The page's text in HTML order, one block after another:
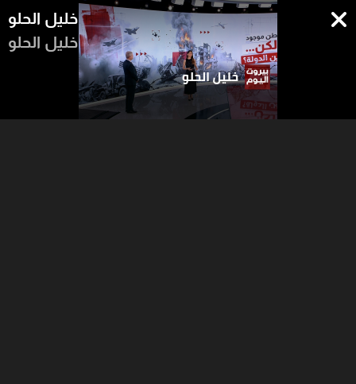
خليل الحلو
خليل الحلو